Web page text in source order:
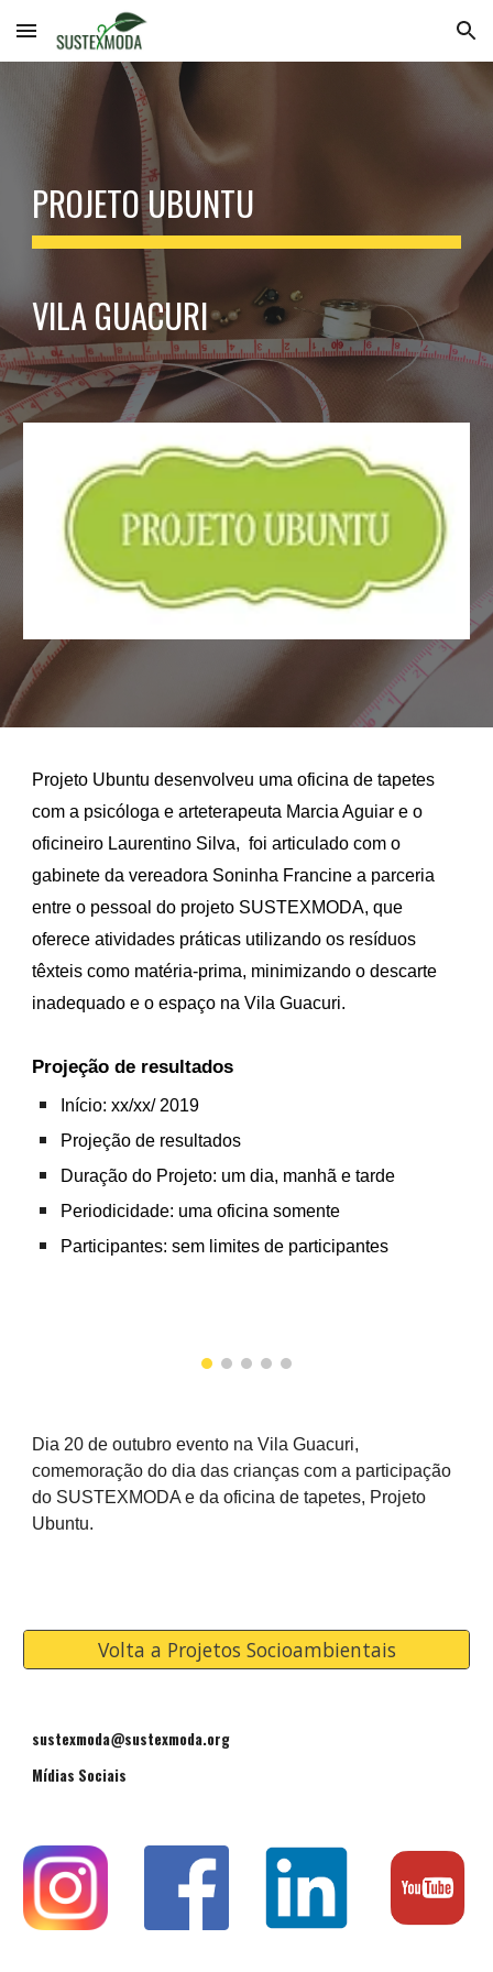
Skip to main content Skip to navigation
PROJETO UBUNTU
VILA GUACURI
Projeto Ubuntu desenvolveu uma oficina de tapetes
com a psicóloga e arteterapeuta Marcia Aguiar e o
oficineiro Laurentino Silva, foi articulado com o
gabinete da vereadora Soninha Francine a parceria
entre o pessoal do projeto SUSTEXMODA, que
oferece atividades práticas utilizando os resíduos
têxteis como matéria-prima, minimizando o descarte
inadequado e o espaço na Vila Guacuri.
Projeção de resultados
Início: xx/xx/ 2019
Projeção de resultados
Duração do Projeto: um dia, manhã e tarde
Periodicidade: uma oficina somente
Participantes: sem limites de participantes
Dia 20 de outubro evento na Vila Guacuri,
comemoração do dia das crianças com a participação
do SUSTEXMODA e da oficina de tapetes, Projeto
Ubuntu.
Volta a Projetos Socioambientais
sustexmoda@sustexmoda.org
Mídias Sociais